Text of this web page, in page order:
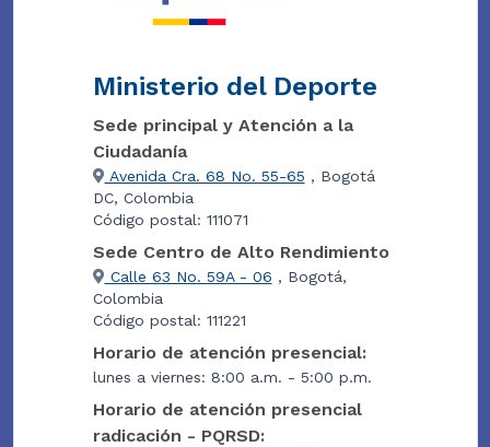
Ministerio del Deporte
Sede principal y Atención a la
Ciudadanía
Avenida Cra. 68 No. 55-65 , Bogotá
DC, Colombia
Código postal: 111071
Sede Centro de Alto Rendimiento
Calle 63 No. 59A - 06 , Bogotá,
Colombia
Código postal: 111221
Horario de atención presencial:
lunes a viernes: 8:00 a.m. - 5:00 p.m.
Horario de atención presencial
radicación - PQRSD: